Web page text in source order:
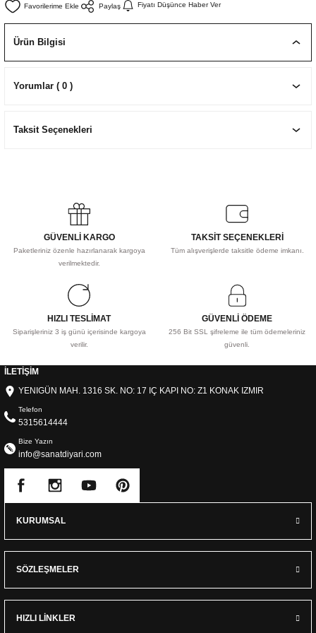
ÇİZİM SETLERİ
Paylaş Fiyatı Düşünce Haber Ver
Ürün Bilgisi
Yorumlar ( 0 )
Taksit Seçenekleri
GÜVENLİ KARGO
Paketleriniz özenle hazırlanarak kargoya
verilmektedir.
TAKSİT SEÇENEKLERİ
Tüm alışverişlerde taksitle ödeme imkanı.
HIZLI TESLİMAT
Siparişleriniz 3 iş günü içerisinde kargoya
verilir.
GÜVENLİ ÖDEME
256 Bit SSL şifreleme ile tüm ödemeleriniz
güvenli.
İLETİŞİM
YENIGÜN MAH. 1316 SK. NO: 17 IÇ KAPI NO: Z1 KONAK IZMIR
Telefon
5315614444
Bize Yazın
info@sanatdiyari.com
KURUMSAL
SÖZLEŞMELER
HIZLI LİNKLER